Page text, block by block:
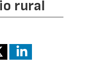
rural